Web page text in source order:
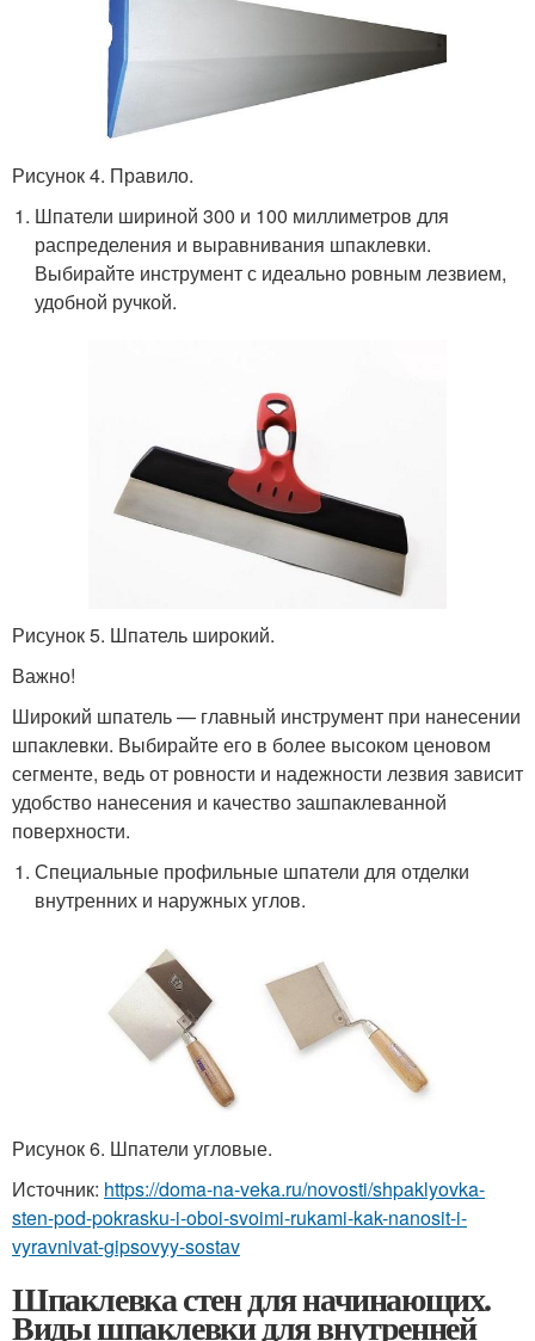
Рисунок 4. Правило.
Шпатели шириной 300 и 100 миллиметров для
распределения и выравнивания шпаклевки.
Выбирайте инструмент с идеально ровным лезвием,
удобной ручкой.
Рисунок 5. Шпатель широкий.
Важно!
Широкий шпатель — главный инструмент при нанесении
шпаклевки. Выбирайте его в более высоком ценовом
сегменте, ведь от ровности и надежности лезвия зависит
удобство нанесения и качество зашпаклеванной
поверхности.
Специальные профильные шпатели для отделки
внутренних и наружных углов.
Рисунок 6. Шпатели угловые.
Источник: https://doma-na-veka.ru/novosti/shpaklyovka-
sten-pod-pokrasku-i-oboi-svoimi-rukami-kak-nanosit-i-
vyravnivat-gipsovyy-sostav
Шпаклевка стен для начинающих.
Виды шпаклевки для внутренней